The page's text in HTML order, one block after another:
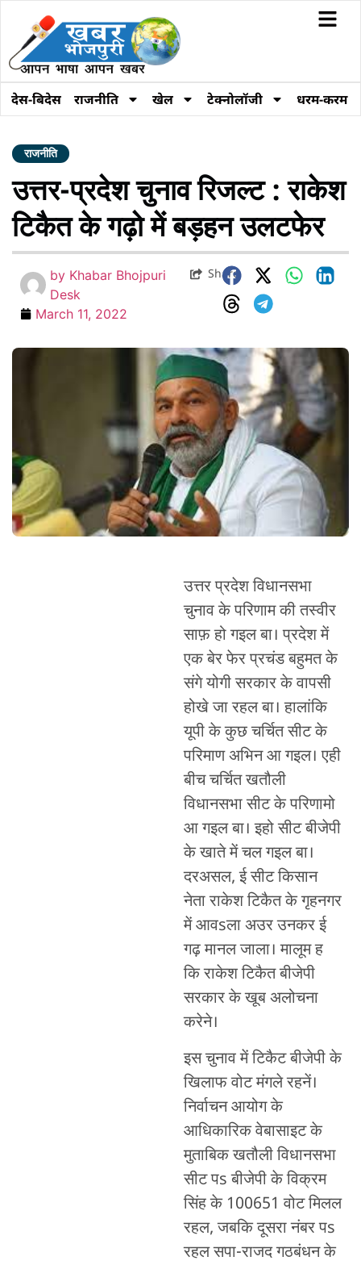
देस-बिदेस राजनीति खेल टेक्नोलॉजी धरम-करम
राजनीति
उत्तर-प्रदेश चुनाव रिजल्ट : राकेश
टिकैत के गढ़ो में बड़हन उलटफेर
by Khabar Bhojpuri
Desk
March 11, 2022
Share
उत्तर प्रदेश विधानसभा
चुनाव के परिणाम की तस्वीर
साफ़ हो गइल बा। प्रदेश में
एक बेर फेर प्रचंड बहुमत के
संगे योगी सरकार के वापसी
होखे जा रहल बा। हालांकि
यूपी के कुछ चर्चित सीट के
परिमाण अभिन आ गइल। एही
बीच चर्चित खतौली
विधानसभा सीट के परिणामो
आ गइल बा। इहो सीट बीजेपी
के खाते में चल गइल बा।
दरअसल, ई सीट किसान
नेता राकेश टिकैत के गृहनगर
में आवsला अउर उनकर ई
गढ़ मानल जाला। मालूम ह
कि राकेश टिकैत बीजेपी
सरकार के खूब अलोचना
करेने।
इस चुनाव में टिकैट बीजेपी के
खिलाफ वोट मंगले रहनें।
निर्वाचन आयोग के
आधिकारिक वेबासाइट के
मुताबिक खतौली विधानसभा
सीट पs बीजेपी के विक्रम
सिंह के 100651 वोट मिलल
रहल, जबकि दूसरा नंबर पs
रहल सपा-राजद गठबंधन के